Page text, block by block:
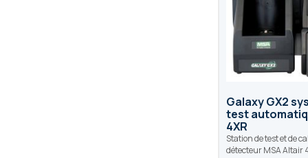
Galaxy GX2
test
4XR
Station de test et de
détecteur MSA Altair